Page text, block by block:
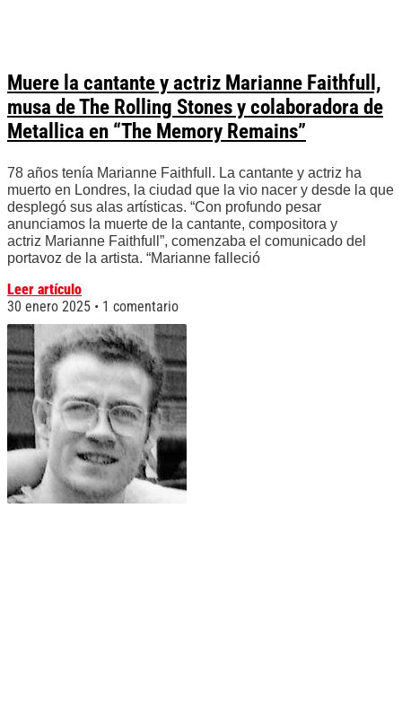
Muere la cantante y actriz Marianne Faithfull,
musa de The Rolling Stones y colaboradora de
Metallica en “The Memory Remains”
78 años tenía Marianne Faithfull. La cantante y actriz ha
muerto en Londres, la ciudad que la vio nacer y desde la que
desplegó sus alas artísticas. “Con profundo pesar
anunciamos la muerte de la cantante, compositora y
actriz Marianne Faithfull”, comenzaba el comunicado del
portavoz de la artista. “Marianne falleció
Leer artículo
30 enero 2025
1 comentario